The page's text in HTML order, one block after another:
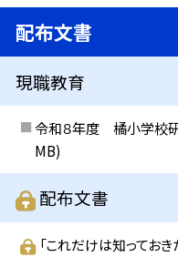
配布文書
現職教育
令和８年度 橘小学校
MB)
配布文書
「これだけは知ってお